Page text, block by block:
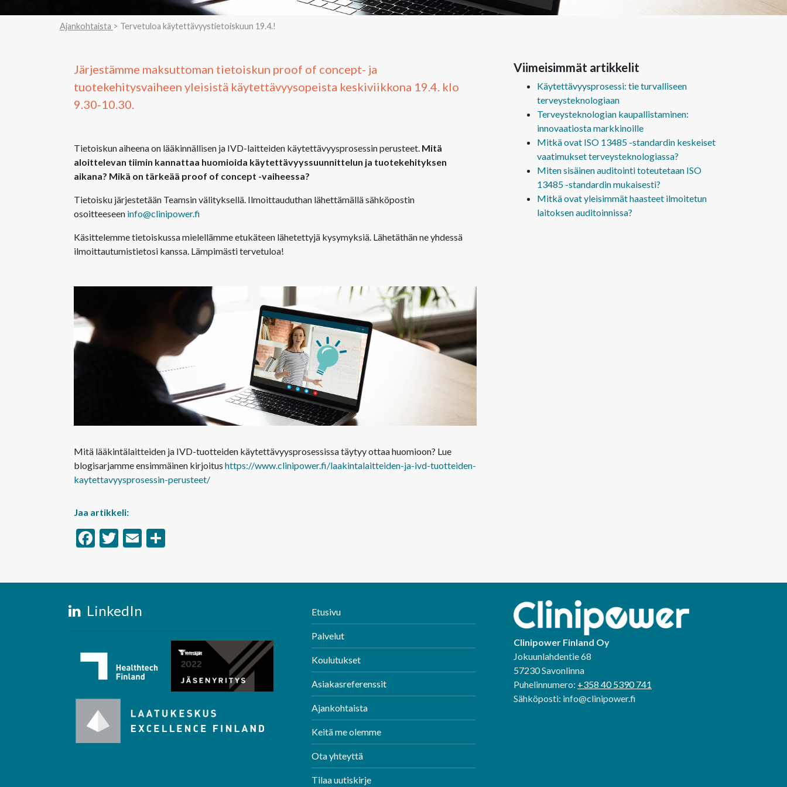
Ajankohtaista > Tervetuloa käytettävyystietoiskuun 19.4.!
Järjestämme maksuttoman tietoiskun proof of concept- ja
tuotekehitysvaiheen yleisistä käytettävyysopeista keskiviikkona 19.4. klo
9.30-10.30.
Tietoiskun aiheena on lääkinnällisen ja IVD-laitteiden käytettävyysprosessin perusteet. Mitä
aloittelevan tiimin kannattaa huomioida käytettävyyssuunnittelun ja tuotekehityksen
aikana? Mikä on tärkeää proof of concept -vaiheessa?
Tietoisku järjestetään Teamsin välityksellä. Ilmoittauduthan lähettämällä sähköpostin
osoitteeseen info@clinipower.fi
Käsittelemme tietoiskussa mielellämme etukäteen lähetettyjä kysymyksiä. Lähetäthän ne yhdessä
ilmoittautumistietosi kanssa. Lämpimästi tervetuloa!
Mitä lääkintälaitteiden ja IVD-tuotteiden käytettävyysprosessissa täytyy ottaa huomioon? Lue
blogisarjamme ensimmäinen kirjoitus https://www.clinipower.fi/laakintalaitteiden-ja-ivd-tuotteiden-
kaytettavyysprosessin-perusteet/
Jaa artikkeli:
Facebook
Twitter
Email
Viimeisimmät artikkelit
Käytettävyysprosessi: tie turvalliseen
terveysteknologiaan
Terveysteknologian kaupallistaminen:
innovaatiosta markkinoille
Mitkä ovat ISO 13485 -standardin keskeiset
vaatimukset terveysteknologiassa?
Miten sisäinen auditointi toteutetaan ISO
13485 -standardin mukaisesti?
Mitkä ovat yleisimmät haasteet ilmoitetun
laitoksen auditoinnissa?
LinkedIn Etusivu
Palvelut
Koulutukset
Asiakasreferenssit
Ajankohtaista
Keitä me olemme
Ota yhteyttä
Tilaa uutiskirje
Clinipower Finland Oy
Jokuunlahdentie 68
57230 Savonlinna
Puhelinnumero: +358 40 5390 741
Sähköposti: info@clinipower.fi